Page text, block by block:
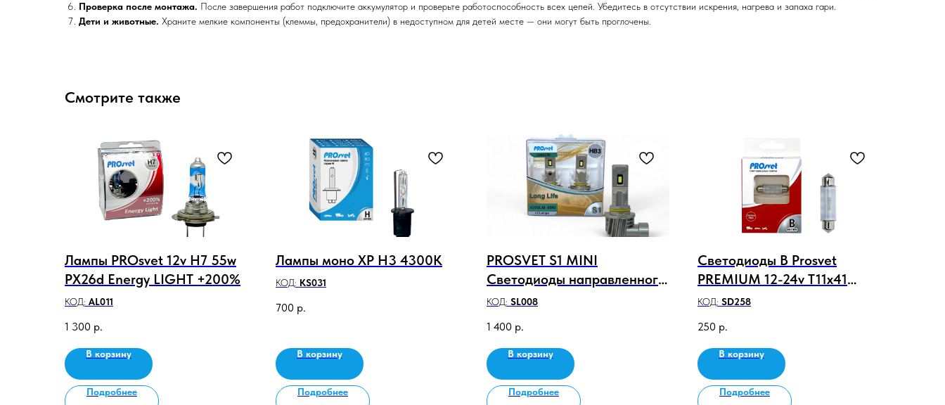
Проверка после монтажа. После завершения работ подключите аккумулятор и проверьте работоспособность всех цепей. Убедитесь в отсутствии искрения, нагрева и запаха гари.
Дети и животные. Храните мелкие компоненты (клеммы, предохранители) в недоступном для детей месте — они могут быть проглочены.
Смотрите также
Лампы PROsvet 12v H7 55w
PX26d Energy LIGHT +200%
КОД: AL011
1 300 р.
В корзину
Подробнее
Лампы моно ХР H3 4300K
КОД: KS031
700 р.
В корзину
Подробнее
PROSVET S1 MINI
Светодиоды направленного
свечения HB3, 20Вт 12v-24v
КОД: SL008
1 400 р.
В корзину
Подробнее
Светодиоды B Prosvet
PREMIUM 12-24v T11x41
6SMD 3030 2W 195Lm
КОД: SD258
250 р.
В корзину
Подробнее